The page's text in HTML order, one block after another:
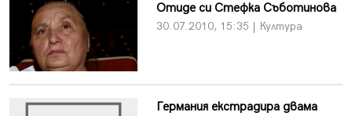
Отиде си Стефка Съботинова
30.07.2010, 15:35 | Култура
Германия екстрадира двама